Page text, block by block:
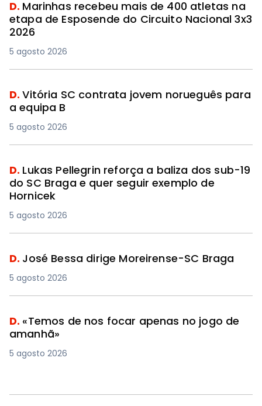
D. Marinhas recebeu mais de 400 atletas na
etapa de Esposende do Circuito Nacional 3x3
2026
5 agosto 2026
D.Vitória SC contrata jovem norueguês para
a equipa B
5 agosto 2026
D. Lukas Pellegrin reforça a baliza dos sub-19
do SC Braga e quer seguir exemplo de
Hornicek
5 agosto 2026
D. José Bessa dirige Moreirense-SC Braga
5 agosto 2026
D. «Temos de nos focar apenas no jogo de
amanhã»
5 agosto 2026